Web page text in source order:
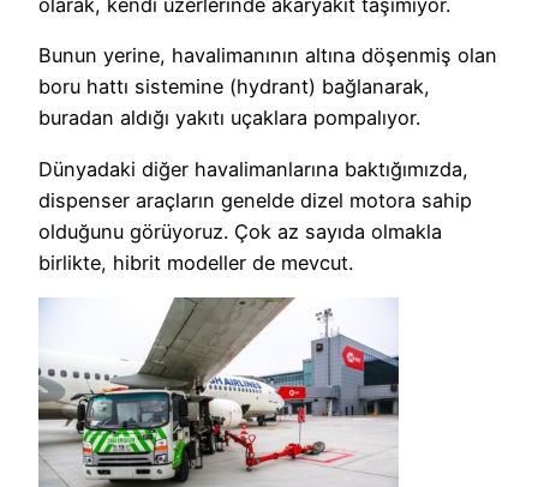
olarak, kendi üzerlerinde akaryakıt taşımıyor.
Bunun yerine, havalimanının altına döşenmiş olan
boru hattı sistemine (hydrant) bağlanarak,
buradan aldığı yakıtı uçaklara pompalıyor.
Dünyadaki diğer havalimanlarına baktığımızda,
dispenser araçların genelde dizel motora sahip
olduğunu görüyoruz. Çok az sayıda olmakla
birlikte, hibrit modeller de mevcut.